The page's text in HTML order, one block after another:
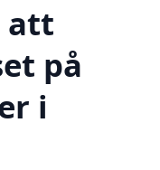
att
på
i